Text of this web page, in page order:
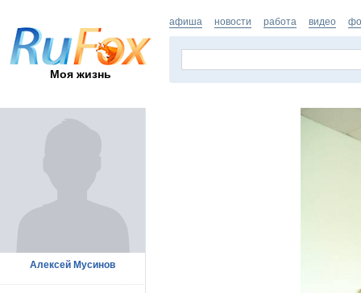
Моя жизнь
афиша новости работа видео
Алексей Мусинов